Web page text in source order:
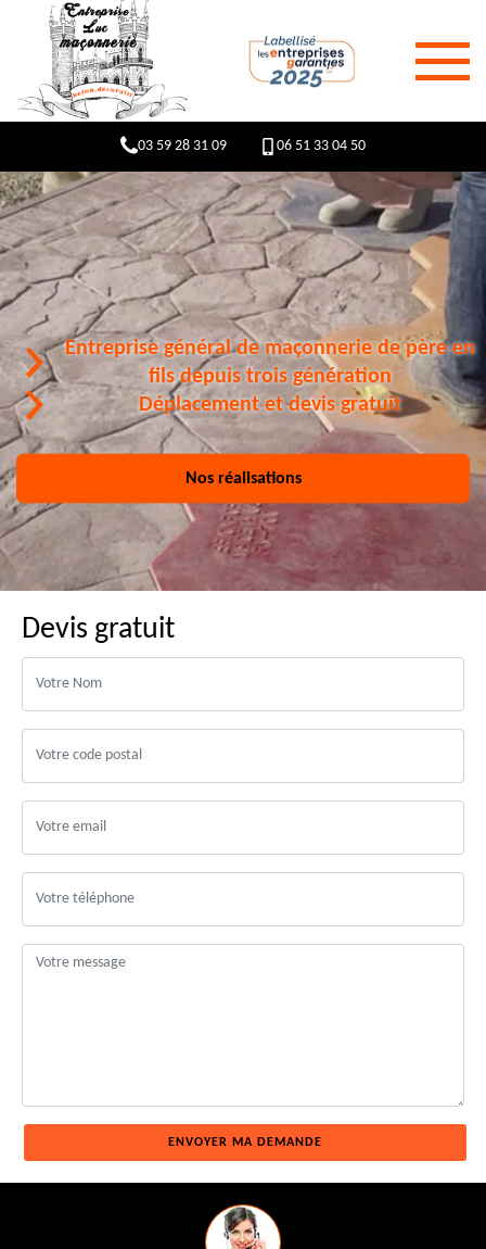
03 59 28 31 09 06 51 33 04 50
Entreprise général de maçonnerie de père en
fils depuis trois génération
Déplacement et devis gratuit
Nos réalisations
Devis gratuit